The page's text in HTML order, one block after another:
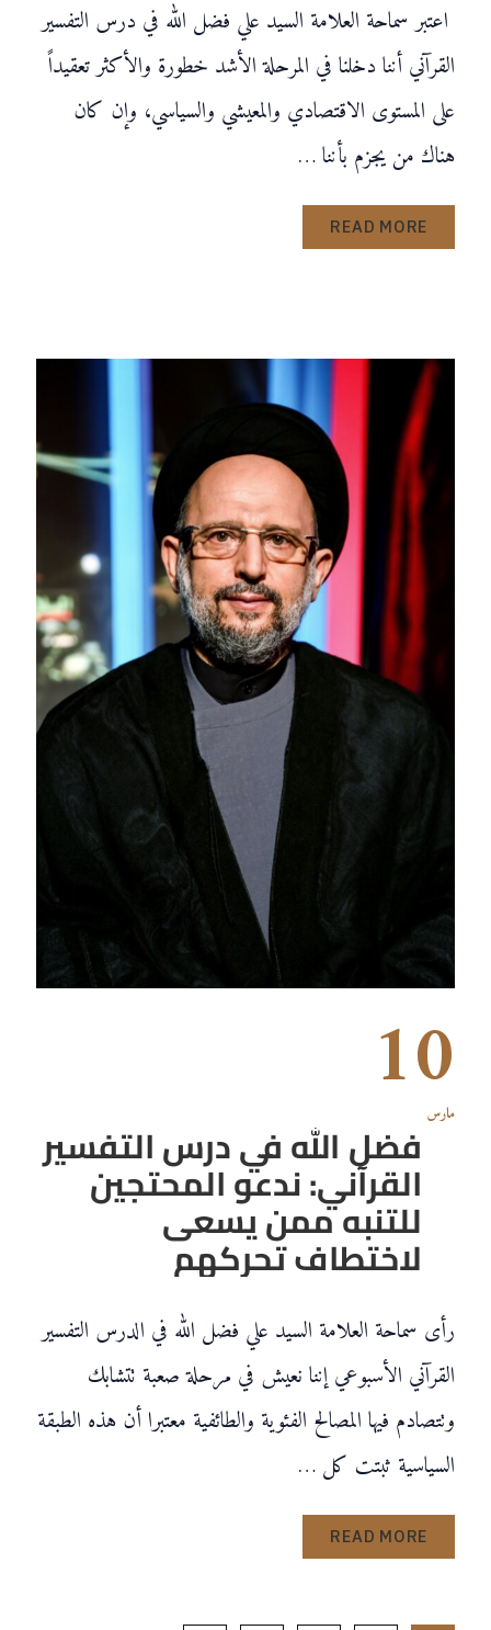
اعتبر سماحة العلامة السيد علي فضل الله في درس التفسير
القرآني أننا دخلنا في المرحلة الأشد خطورة والأكثر تعقيداً
على المستوى الاقتصادي والمعيشي والسياسي، وإن كان
هناك من يجزم بأننا …
READ MORE
10
مارس
فضل الله في درس التفسير
القرآني: ندعو المحتجين
للتنبه ممن يسعى
لاختطاف تحركهم
رأى سماحة العلامة السيد علي فضل الله في الدرس التفسير
القرآني الأسبوعي إننا نعيش في مرحلة صعبة تتشابك
وتتصادم فيها المصالح الفئوية والطائفية معتبرا أن هذه الطبقة
السياسية ثبتت كل …
READ MORE